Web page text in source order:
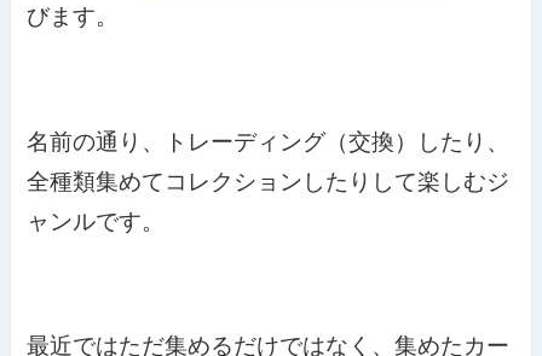
びます。
名前の通り、トレーディング（交換）したり、
全種類集めてコレクションしたりして楽しむジ
ャンルです。
最近ではただ集めるだけではなく、集めたカー